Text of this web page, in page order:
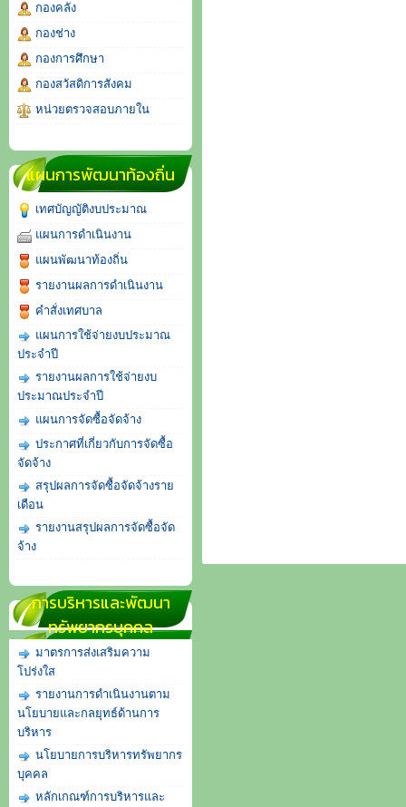
กองคลัง
กองช่าง
กองการศึกษา
กองสวัสดิการสังคม
หน่วยตรวจสอบภายใน
แผนการพัฒนาท้องถิ่น
เทศบัญญัติงบประมาณ
แผนการดำเนินงาน
แผนพัฒนาท้องถิ่น
รายงานผลการดำเนินงาน
คำสั่งเทศบาล
แผนการใช้จ่ายงบประมาณ
ประจำปี
รายงานผลการใช้จ่ายงบ
ประมาณประจำปี
แผนการจัดซื้อจัดจ้าง
ประกาศที่เกี่ยวกับการจัดซื้อ
จัดจ้าง
สรุปผลการจัดซื้อจัดจ้างราย
เดือน
รายงานสรุปผลการจัดซื้อจัด
จ้าง
การบริหารและพัฒนา
ทรัพยากรบุคคล
มาตรการส่งเสริมความ
โปร่งใส
รายงานการดำเนินงานตาม
นโยบายและกลยุทธ์ด้านการ
บริหาร
นโยบายการบริหารทรัพยากร
บุคคล
หลักเกณฑ์การบริหารและ